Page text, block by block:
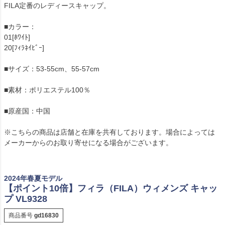
FILA定番のレディースキャップ。
■カラー：
01[ﾎﾜｲﾄ]
20[ﾌｨﾗﾈｲﾋﾞｰ]
■サイズ：53-55cm、55-57cm
■素材：ポリエステル100％
■原産国：中国
※こちらの商品は店舗と在庫を共有しております。場合によっては
メーカーからのお取り寄せになる場合がございます。
2024年春夏モデル
【ポイント10倍】フィラ（FILA）ウィメンズ キャッ
プ VL9328
商品番号 gd16830